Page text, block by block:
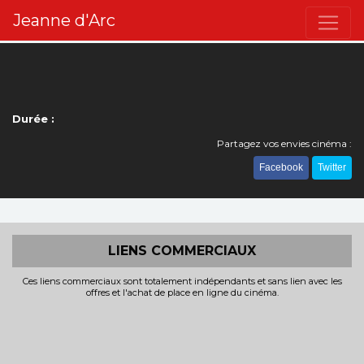
Jeanne d'Arc
Durée :
Partagez vos envies cinéma :
Facebook Twitter
LIENS COMMERCIAUX
Ces liens commerciaux sont totalement indépendants et sans lien avec les
offres et l'achat de place en ligne du cinéma.